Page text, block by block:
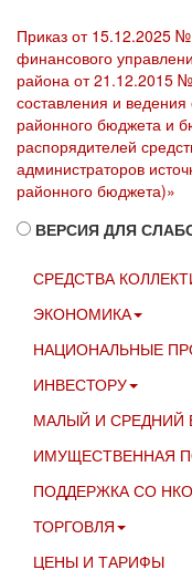
Приказ от 15.12.2025
финансового
района от 21.12.2015
составления и
районного бюджета и
распорядителей
администраторов
районного бюджета)»
ВЕРСИЯ ДЛЯ
СРЕДСТВА
ЭКОНОМИКА
НАЦИОНАЛЬНЫЕ
ИНВЕСТОРУ
МАЛЫЙ И СРЕДНИЙ
ИМУЩЕСТВЕННАЯ
ПОДДЕРЖКА СО НКО
ТОРГОВЛЯ
ЦЕНЫ И ТАРИФЫ